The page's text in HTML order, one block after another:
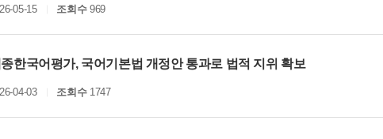
05-15 조회수969
한국어평가, 국어기본법 개정안 통과로 법적 지위 확보
04-03 조회수1747